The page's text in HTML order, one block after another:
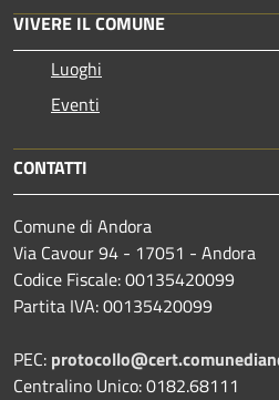
VIVERE IL COMUNE
Luoghi
Eventi
CONTATTI
Comune di Andora
Via Cavour 94 - 17051 - Andora
Codice Fiscale: 00135420099
Partita IVA: 00135420099
PEC:
Centralino Unico: 0182.68111